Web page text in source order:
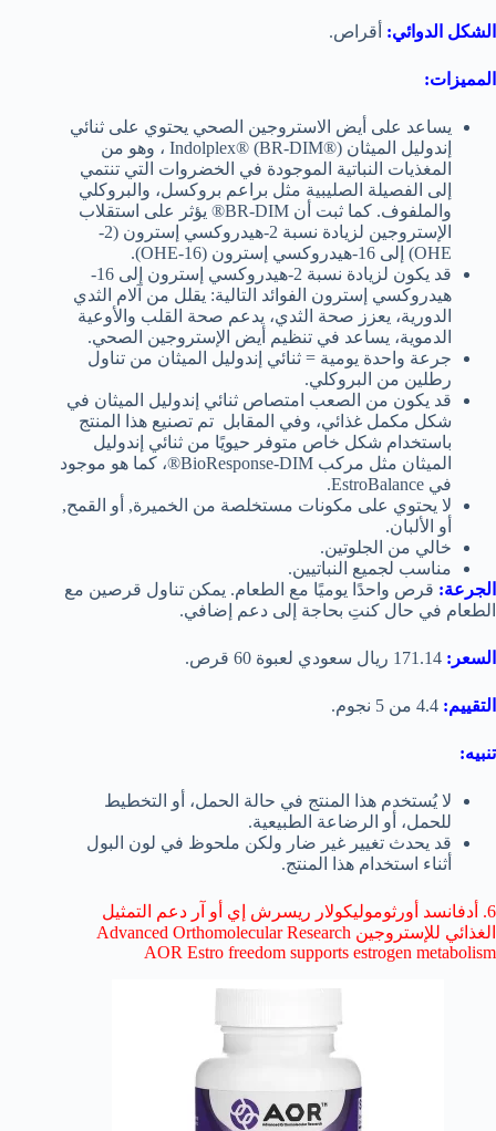
الشكل الدوائي: أقراص.
المميزات:
يساعد على أيض الاستروجين الصحي يحتوي على ثنائي
إندوليل الميثان Indolplex® (BR-DIM®) ، وهو من
المغذيات النباتية الموجودة في الخضروات التي تنتمي
إلى الفصيلة الصليبية مثل براعم بروكسل، والبروكلي
والملفوف. كما ثبت أن BR-DIM® يؤثر على استقلاب
الإستروجين لزيادة نسبة 2-هيدروكسي إسترون (2-
OHE) إلى 16-هيدروكسي إسترون (16-OHE).
قد يكون لزيادة نسبة 2-هيدروكسي إسترون إلى 16-
هيدروكسي إسترون الفوائد التالية: يقلل من آلام الثدي
الدورية، يعزز صحة الثدي، يدعم صحة القلب والأوعية
الدموية، يساعد في تنظيم أيض الإستروجين الصحي.
جرعة واحدة يومية = ثنائي إندوليل الميثان من تناول
رطلين من البروكلي.
قد يكون من الصعب امتصاص ثنائي إندوليل الميثان في
شكل مكمل غذائي، وفي المقابل تم تصنيع هذا المنتج
باستخدام شكل خاص متوفر حيويًا من ثنائي إندوليل
الميثان مثل مركب BioResponse-DIM®، كما هو موجود
في EstroBalance.
لا يحتوي على مكونات مستخلصة من الخميرة, أو القمح,
أو الألبان.
خالي من الجلوتين.
مناسب لجميع النباتيين.
الجرعة: قرص واحدًا يوميًا مع الطعام. يمكن تناول قرصين مع
الطعام في حال كنتِ بحاجة إلى دعم إضافي.
السعر: 171.14 ريال سعودي لعبوة 60 قرص.
التقييم: 4.4 من 5 نجوم.
تنبيه:
لا يُستخدم هذا المنتج في حالة الحمل، أو التخطيط
للحمل، أو الرضاعة الطبيعية.
قد يحدث تغيير غير ضار ولكن ملحوظ في لون البول
أثناء استخدام هذا المنتج.
6. أدفانسد أورثوموليكولار ريسرش إي أو آر دعم التمثيل
الغذائي للإستروجين Advanced Orthomolecular Research
AOR Estro freedom supports estrogen metabolism